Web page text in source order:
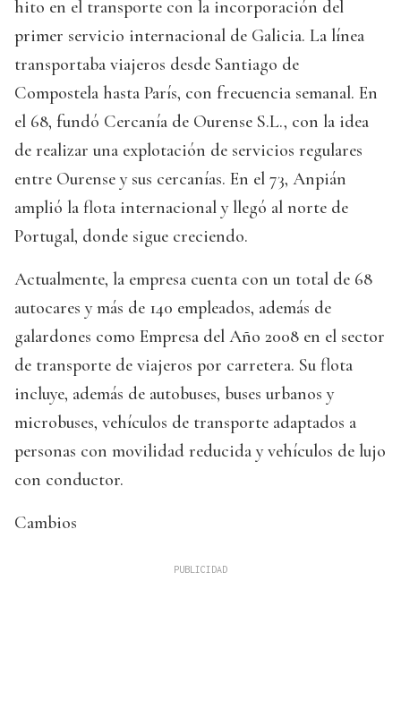
hito en el transporte con la incorporación del
primer servicio internacional de Galicia. La línea
transportaba viajeros desde Santiago de
Compostela hasta París, con frecuencia semanal. En
el 68, fundó Cercanía de Ourense S.L., con la idea
de realizar una explotación de servicios regulares
entre Ourense y sus cercanías. En el 73, Anpián
amplió la flota internacional y llegó al norte de
Portugal, donde sigue creciendo.
Actualmente, la empresa cuenta con un total de 68
autocares y más de 140 empleados, además de
galardones como Empresa del Año 2008 en el sector
de transporte de viajeros por carretera. Su flota
incluye, además de autobuses, buses urbanos y
microbuses, vehículos de transporte adaptados a
personas con movilidad reducida y vehículos de lujo
con conductor.
Cambios